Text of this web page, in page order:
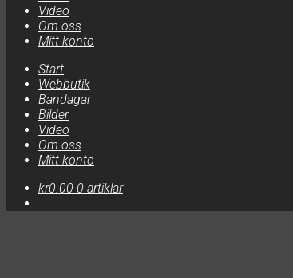
Video
Om oss
Mitt konto
Start
Webbutik
Bandagar
Bilder
Video
Om oss
Mitt konto
kr0.00 0 artiklar